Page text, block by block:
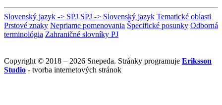
Slovenský jazyk -> SPJ SPJ -> Slovenský jazyk Tematické oblasti
Prstové znaky Nepriame pomenovania Špecifické posunky Odborná
terminológia Zahraničné slovníky PJ
Copyright © 2018 – 2026 Snepeda. Stránky programuje Eriksson
Studio - tvorba internetových stránok